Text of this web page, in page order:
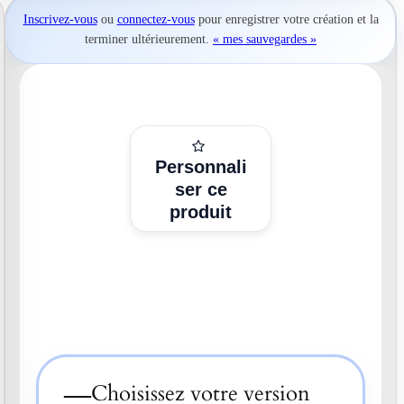
Inscrivez-vousou connectez-vouspour enregistrer votre création et la
terminer ultérieurement. « mes sauvegardes »
Personnali
ser ce
produit
—Choisissez votre version